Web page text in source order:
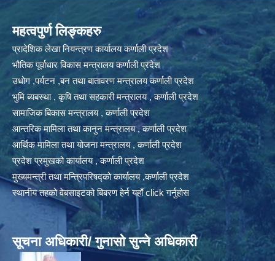
महत्वपुर्ण लिङ्कहरु
प्रादेशिक लेखा नियन्त्रण कार्यालय कर्णाली प्रदेश
भौतिक पूर्वाधार विकास मन्त्रालय कर्णाली प्रदेश
उधोग ,पर्यटन ,बन तथा बातावरण मन्त्रालय कर्णाली प्रदेश
भुमि ब्यबस्था , कृषि तथा सहकारी मन्त्रालय , कर्णाली प्रदेश
सामाजिक बिकास मन्त्रालय , कर्णाली प्रदेश
आन्तरिक मामिला तथा कानुन मन्त्रालय , कर्णाली प्रदेश
आर्थिक मामिला तथा योजना मन्त्रालय , कर्णाली प्रदेश
प्रदेश प्रमुखको कार्यालय , कर्णाली प्रदेश
मुख्यमन्त्री तथा मन्त्रिपरिषद्को कार्यालय ,कर्णाली प्रदेश
स्थानीय तहको वेबसाइटको बिबरण हेर्न यहाँ click गर्नुहोस
सूचना अधिकारी/ गुनासो सुन्ने अधिकारी